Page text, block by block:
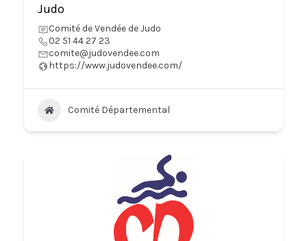
Judo
Comité de Vendée de Judo
02 51 44 27 23
comite@judovendee.com
https://www.judovendee.com/
Comité Départemental